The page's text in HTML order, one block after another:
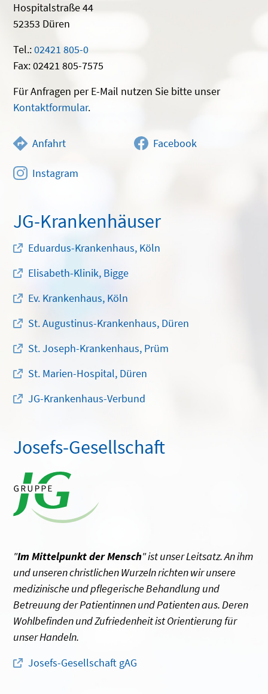
Hospitalstraße 44
52353 Düren
Tel.:02421 805-0
Fax: 02421 805-7575
Für Anfragen per E-Mail nutzen Sie bitte unser
Kontaktformular.
Anfahrt Facebook
Instagram
JG-Krankenhäuser
Eduardus-Krankenhaus, Köln
Elisabeth-Klinik, Bigge
Ev. Krankenhaus, Köln
St. Augustinus-Krankenhaus, Düren
St. Joseph-Krankenhaus, Prüm
St. Marien-Hospital, Düren
JG-Krankenhaus-Verbund
Josefs-Gesellschaft
"Im Mittelpunkt der Mensch" ist unser Leitsatz. An ihm
und unseren christlichen Wurzeln richten wir unsere
medizinische und pflegerische Behandlung und
Betreuung der Patientinnen und Patienten aus. Deren
Wohlbefinden und Zufriedenheit ist Orientierung für
unser Handeln.
Josefs-Gesellschaft gAG